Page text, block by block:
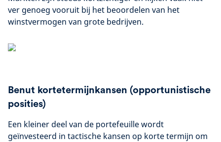
ver genoeg vooruit bij het beoordelen van het
winstvermogen van grote bedrijven.
Benut kortetermijnkansen (opportunistische
posities)
Een kleiner deel van de portefeuille wordt
geïnvesteerd in tactische kansen op korte termijn om